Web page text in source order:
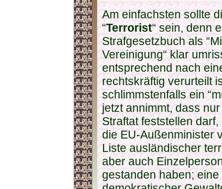
Am einfachsten sollte
“Terrorist“ sein, denn
Strafgesetzbuch als
Vereinigung“ klar
entsprechend nach
rechtskräftig verurteilt
schlimmstenfalls ein
jetzt annimmt, dass
Straftat feststellen
die EU-Außenminister
Liste ausländischer
aber auch
gestanden haben;